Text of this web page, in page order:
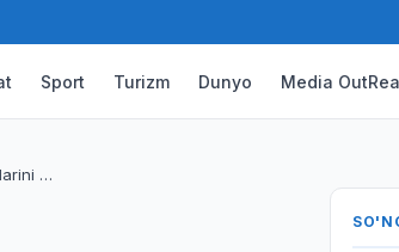
Sport Turizm Dunyo Media
…